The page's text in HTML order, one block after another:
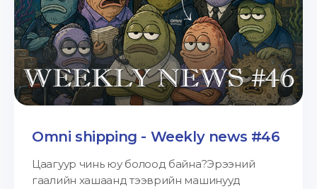
Omni shipping - Weekly news #46
Цаагуур чинь юу болоод байна?Эрээний
гаалийн хашаанд тээврийн машинууд